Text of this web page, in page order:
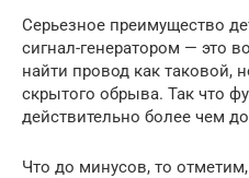
Серьезное преимущество
сигнал-генератором — это
найти провод как таковой,
скрытого обрыва. Так что
действительно более чем
Что до минусов, то